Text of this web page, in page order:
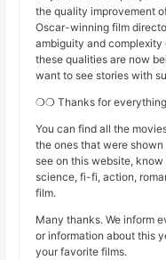
the quality improvement
Oscar-winning film
ambiguity and complexity
these qualities are now
want to see stories with
❍❍ Thanks for
You can find all the
the ones that were
see on this website,
science, fi-fi, action,
film.
Many thanks. We inform
or information about this
your favorite films.